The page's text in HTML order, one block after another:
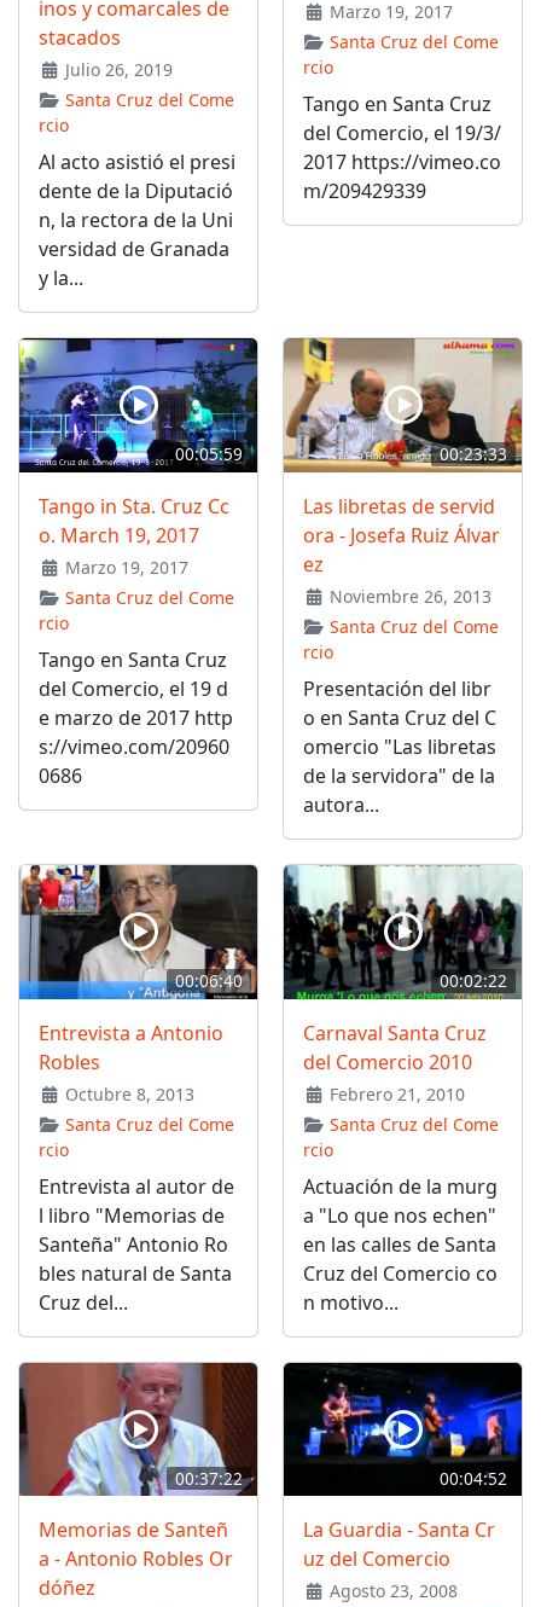
inos y comarcales de
stacados
Julio 26, 2019
Santa Cruz del Come
rcio
Al acto asistió el presi
dente de la Diputació
n, la rectora de la Uni
versidad de Granada
y la...
Marzo 19, 2017
Santa Cruz del Come
rcio
Tango en Santa Cruz
del Comercio, el 19/3/
2017 https://vimeo.co
m/209429339
00:05:59
Tango in Sta. Cruz Cc
o. March 19, 2017
Marzo 19, 2017
Santa Cruz del Come
rcio
Tango en Santa Cruz
del Comercio, el 19 d
e marzo de 2017 http
s://vimeo.com/20960
0686
00:23:33
Las libretas de servid
ora - Josefa Ruiz Álvar
ez
Noviembre 26, 2013
Santa Cruz del Come
rcio
Presentación del libr
o en Santa Cruz del C
omercio "Las libretas
de la servidora" de la
autora...
00:06:40
Entrevista a Antonio
Robles
Octubre 8, 2013
Santa Cruz del Come
rcio
Entrevista al autor de
l libro "Memorias de
Santeña" Antonio Ro
bles natural de Santa
Cruz del...
00:02:22
Carnaval Santa Cruz
del Comercio 2010
Febrero 21, 2010
Santa Cruz del Come
rcio
Actuación de la murg
a "Lo que nos echen"
en las calles de Santa
Cruz del Comercio co
n motivo...
00:37:22
Memorias de Santeñ
a - Antonio Robles Or
dóñez
00:04:52
La Guardia - Santa Cr
uz del Comercio
Agosto 23, 2008